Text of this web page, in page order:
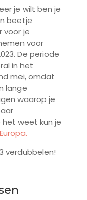
je wilt ben je
beetje
voor je
voor
De periode
in het
mei, omdat
lange
waarop je
weet kun je
verdubbelen!